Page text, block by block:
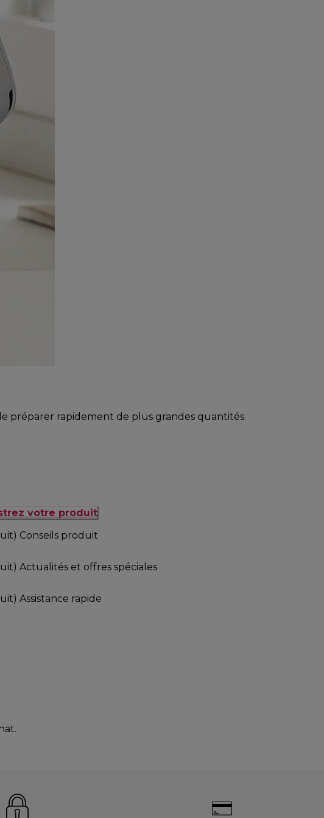
préparer rapidement de plus grandes quantités.
votre produit
Conseils produit
Actualités et offres spéciales
Assistance rapide